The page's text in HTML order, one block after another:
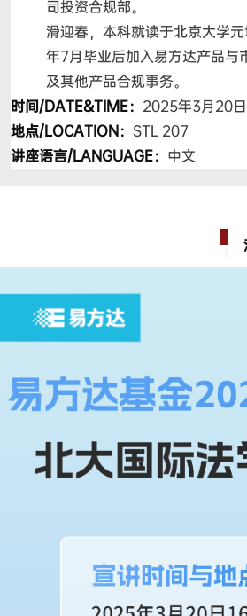
司投资合规部。
滑迎春，本科就读于北京大学
年7月毕业后加入易方达产品与
及其他产品合规事务。
时间/DATE&TIME： 2025年3月20日
地点/LOCATION：STL 207
讲座语言/LANGUAGE： 中文